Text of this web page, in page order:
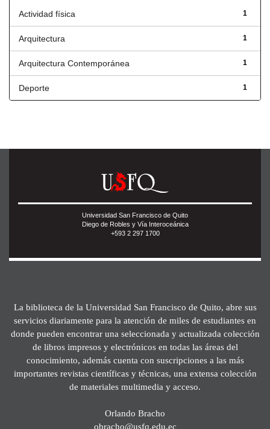
1
Actividad física
1
Arquitectura
1
Arquitectura Contemporánea
1
Deporte
Universidad San Francisco de Quito
Diego de Robles y Vía Interoceánica
+593 2 297 1700
La biblioteca de la Universidad San Francisco de Quito, abre sus
servicios diariamente para la atención de miles de estudiantes en
donde pueden encontrar una seleccionada y actualizada colección
de libros impresos y electrónicos en todas las áreas del
conocimiento, además cuenta con suscripciones a las más
importantes revistas científicas y técnicas, una extensa colección
de materiales multimedia y acceso.
Orlando Bracho
obracho@usfq.edu.ec